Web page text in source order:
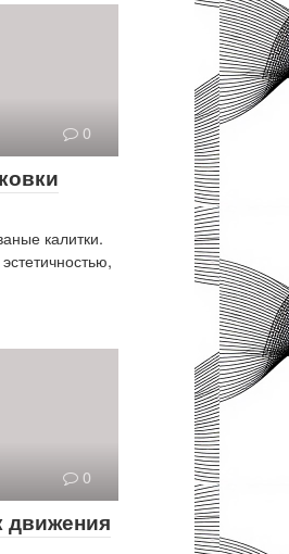
0
калитки.
0
движения